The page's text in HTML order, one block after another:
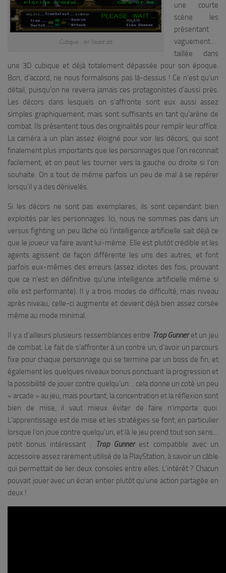
Cubique… on l’avait dit.
une courte
scène les
présentant
vaguement…
taillée dans
une 3D cubique et déjà totalement dépassée pour son époque.
Bon, d’accord, ne nous formalisons pas là-dessus ! Ce n’est qu’un
détail, puisqu’on ne reverra jamais ces protagonistes d’aussi près.
Les décors dans lesquels on s’affronte sont eux aussi assez
simples graphiquement, mais sont suffisants en tant qu’arène de
combat. Ils présentent tous des originalités pour remplir leur office.
La caméra a un plan assez éloigné pour voir les décors, qui sont
finalement plus importants que les personnages que l’on reconnait
facilement, et on peut les tourner vers la gauche ou droite si l’on
souhaite. On a tout de même parfois un peu de mal à se repérer
lorsqu’il y a des dénivelés.
Si les décors ne sont pas exemplaires, ils sont cependant bien
exploités par les personnages. Ici, nous ne sommes pas dans un
versus fighting un peu lâche où l’intelligence artificielle sait déjà ce
que le joueur va faire avant lui-même. Elle est plutôt crédible et les
agents agissent de façon différente les uns des autres, et font
parfois eux-mêmes des erreurs (assez idiotes des fois, prouvant
que ce n’est en définitive qu’une intelligence artificielle même si
elle est performante). Il y a trois modes de difficulté, mais niveau
après niveau, celle-ci augmente et devient déjà bien assez corsée
même au mode minimal.
Il y a d’ailleurs plusieurs ressemblances entre Trap Gunneret un jeu
de combat. Le fait de s’affronter à un contre un, d’avoir un parcours
fixe pour chaque personnage qui se termine par un boss de fin, et
également les quelques niveaux bonus ponctuant la progression et
la possibilité de jouer contre quelqu’un… cela donne un coté un peu
« arcade » au jeu, mais pourtant, la concentration et la réflexion sont
bien de mise, il vaut mieux éviter de faire n’importe quoi.
L’apprentissage est de mise et les stratégies se font, en particulier
lorsque l’on joue contre quelqu’un, et là le jeu prend tout son sens…
petit bonus intéressant :
Trap Gunner est compatible avec un
accessoire assez rarement utilisé de la PlayStation, à savoir un câble
qui permettait de lier deux consoles entre elles. L’intérêt ? Chacun
pouvait jouer avec un écran entier plutôt qu’une action partagée en
deux !